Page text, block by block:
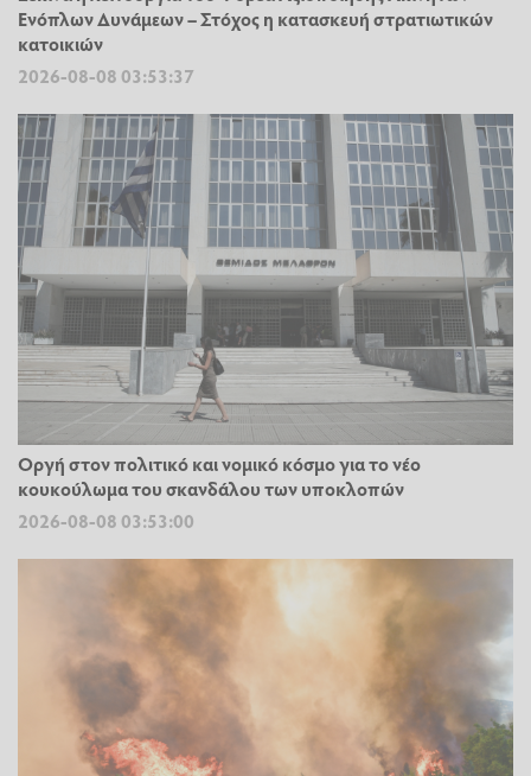
Ενόπλων Δυνάμεων – Στόχος η κατασκευή στρατιωτικών
κατοικιών
2026-08-08 03:53:37
Οργή στον πολιτικό και νομικό κόσμο για το νέο
κουκούλωμα του σκανδάλου των υποκλοπών
2026-08-08 03:53:00